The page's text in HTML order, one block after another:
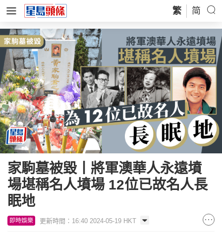
繁 简
家駒墓被毀丨將軍澳華人永遠墳
場堪稱名人墳場 12位已故名人長
眠地
即時娛樂 更新時間：16:40 2024-05-19 HKT